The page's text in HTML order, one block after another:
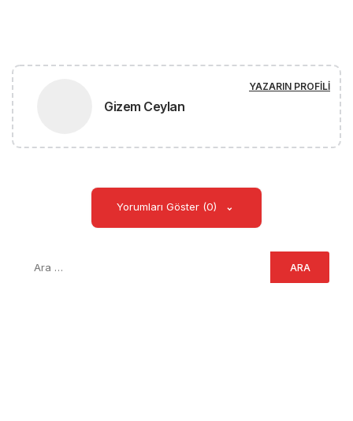
Gizem Ceylan
YAZARIN PROFILI
Yorumları Göster (0)